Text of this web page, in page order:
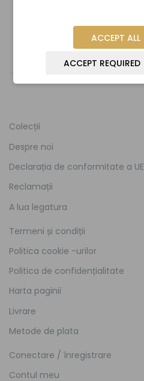
125
Colecții
Despre noi
Declarația de conformitate a UE
Reclamații
A lua legatura
Termeni și condiții
Politica cookie -urilor
Politica de confidențialitate
Harta paginii
Livrare
Metode de plata
Conectare / înregistrare
Contul meu
ACCEPT ALL
ACCEPT REQUIRED